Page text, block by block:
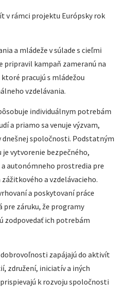
v rámci projektu Európsky rok
a mládeže v súlade s cieľmi
pripravil kampaň zameranú na
pracujú s mládežou
vzdelávania.
individuálnym potrebám
a priamo sa venuje výzvam,
spoločnosti. Podstatným
vytvorenie bezpečného,
autonómneho prostredia pre
a vzdelávacieho.
a poskytovaní práce
pre záruku, že programy
zodpovedať ich potrebám
dobrovoľnosti zapájajú do aktivít
združení, iniciatív a iných
k rozvoju spoločnosti